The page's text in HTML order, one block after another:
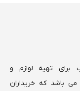
برای تهیه لوازم و
باشد که خریداران